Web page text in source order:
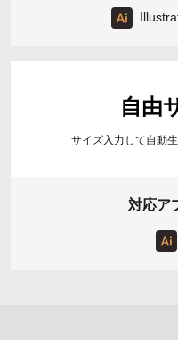
自由
サイズ入力して自動
対応ア